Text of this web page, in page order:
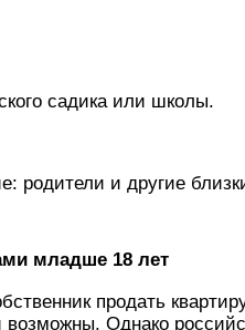
садика или школы.
родители и другие
младше 18 лет
продать
возможны. Однако